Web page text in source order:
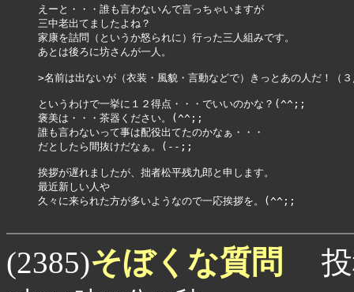
えーと・・・誰も言わないんで言っちゃいますが
三中老出てましたよね？
家康を詰問（というか怒られに）行った三人組みです。
あとは後ろに坊さんが一人。
>名前は出ないが（衣装・風貌・言動などで）きっとあの人だ！（
というわけで一挙に１２得点・・・でいいのかな？(^^;;
褒美は・・・茶器ください。(^^;;
誰も言わないって事は配役出てたのかなぁ・・・
だとしたら間抜けだなぁ。(--;;
挨拶が遅れましたが、拙者松平残九郎と申します。
最近新しい人や
久々に来られた方が多いようなので一応挨拶を。(^^;;
(2385)そぼくな質問 投